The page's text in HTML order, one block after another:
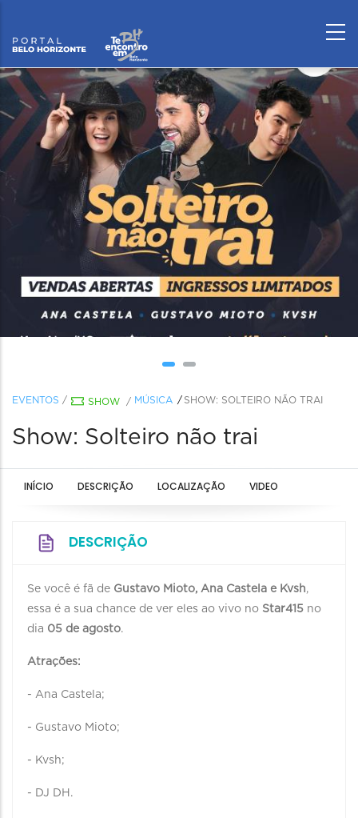
EVENTOS / SHOW / MÚSICA SHOW: SOLTEIRO NÃO TRAI
Show: Solteiro não trai
INÍCIO DESCRIÇÃO LOCALIZAÇÃO VIDEO
DESCRIÇÃO
Se você é fã de Gustavo Mioto, Ana Castela e Kvsh,
essa é a sua chance de ver eles ao vivo no Star415 no
dia 05 de agosto.
Atrações:
- Ana Castela;
- Gustavo Mioto;
- Kvsh;
- DJ DH.